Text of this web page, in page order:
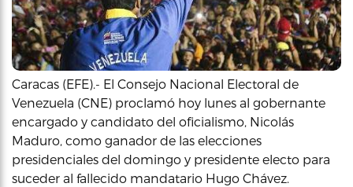
Caracas (EFE).- El Consejo Nacional Electoral de
Venezuela (CNE) proclamó hoy lunes al gobernante
encargado y candidato del oficialismo, Nicolás
Maduro, como ganador de las elecciones
presidenciales del domingo y presidente electo para
suceder al fallecido mandatario Hugo Chávez.